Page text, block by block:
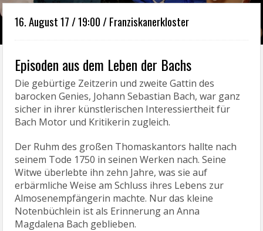
16. August 17 / 19:00 / Franziskanerkloster
Episoden aus dem Leben der Bachs
Die gebürtige Zeitzerin und zweite Gattin des
barocken Genies, Johann Sebastian Bach, war ganz
sicher in ihrer künstlerischen Interessiertheit für
Bach Motor und Kritikerin zugleich.
Der Ruhm des großen Thomaskantors hallte nach
seinem Tode 1750 in seinen Werken nach. Seine
Witwe überlebte ihn zehn Jahre, was sie auf
erbärmliche Weise am Schluss ihres Lebens zur
Almosenempfängerin machte. Nur das kleine
Notenbüchlein ist als Erinnerung an Anna
Magdalena Bach geblieben.